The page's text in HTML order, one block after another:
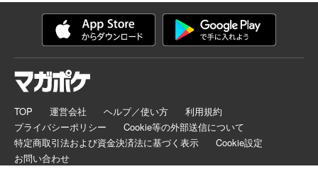
TOP 運営会社 ヘルプ／使い方
利用規約
プライバシーポリシー
Cookie等の外部送信について
特定商取引法および資金決済法に基づく表示
Cookie設定
お問い合わせ